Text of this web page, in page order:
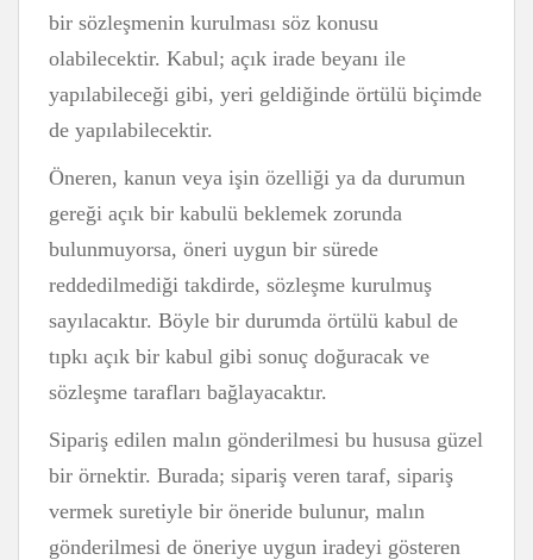
bir sözleşmenin kurulması söz konusu
olabilecektir. Kabul; açık irade beyanı ile
yapılabileceği gibi, yeri geldiğinde örtülü biçimde
de yapılabilecektir.
Öneren, kanun veya işin özelliği ya da durumun
gereği açık bir kabulü beklemek zorunda
bulunmuyorsa, öneri uygun bir sürede
reddedilmediği takdirde, sözleşme kurulmuş
sayılacaktır. Böyle bir durumda örtülü kabul de
tıpkı açık bir kabul gibi sonuç doğuracak ve
sözleşme tarafları bağlayacaktır.
Sipariş edilen malın gönderilmesi bu hususa güzel
bir örnektir. Burada; sipariş veren taraf, sipariş
vermek suretiyle bir öneride bulunur, malın
gönderilmesi de öneriye uygun iradeyi gösteren